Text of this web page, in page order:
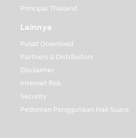
Principal Thailand
Lainnya
Pusat Download
Partners & Distributors
Disclaimer
Internet Risk
Security
Pedoman Penggunaan Hak Suara